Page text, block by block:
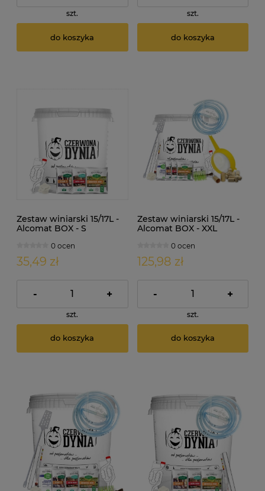
szt.
do koszyka
szt.
do koszyka
Zestaw winiarski 15/17L -
Alcomat BOX - S
0 ocen
35,49 zł
- +
szt.
do koszyka
Zestaw winiarski 15/17L -
Alcomat BOX - XXL
0 ocen
125,98 zł
- +
szt.
do koszyka